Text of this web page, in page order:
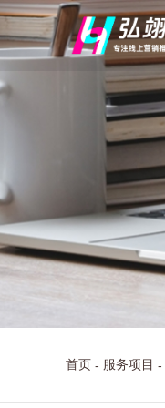
首页 - 服务项目 -